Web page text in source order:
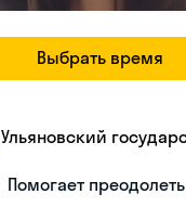
Выбрать время
Ульяновский
Помогает